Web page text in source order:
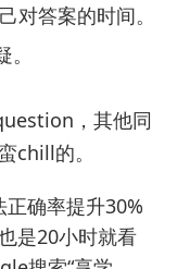
答案的时间。
，其他同
chill的。
确率提升30%
是20小时就看